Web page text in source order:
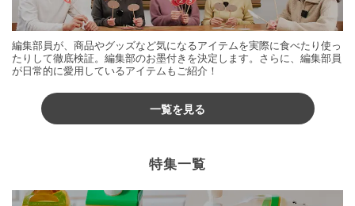
編集部員が、商品やグッズなど気になるアイテムを実際に食べたり使っ
たりして徹底検証。編集部のお墨付きを決定します。さらに、編集部員
が日常的に愛用しているアイテムもご紹介！
一覧を見る
特集一覧